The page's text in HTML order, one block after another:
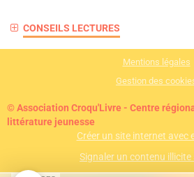
CONSEILS LECTURES
Mentions légales
Gestion des
© Association Croqu'Livre - Centre
littérature jeunesse
Créer un site internet avec
Signaler un contenu illicite